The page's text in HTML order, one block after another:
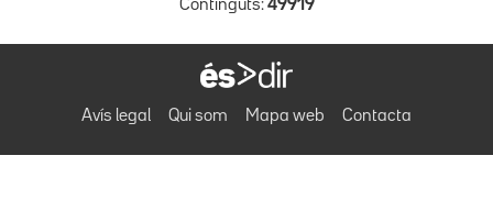
Continguts: 49919
Avís legal Qui som Mapa web Contacta